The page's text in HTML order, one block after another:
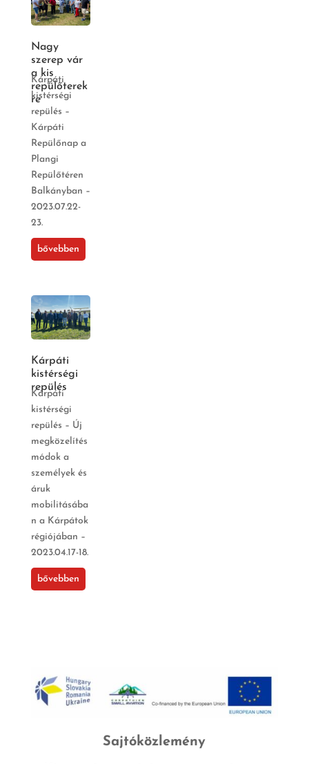
Nagy
szerep vár
a kis
repülőterek
re
Kárpáti
kistérségi
repülés –
Kárpáti
Repülőnap a
Plangi
Repülőtéren
Balkányban –
2023.07.22-
23.
bővebben
Kárpáti
kistérségi
repülés
Kárpáti
kistérségi
repülés – Új
megközelítés
módok a
személyek és
áruk
mobilitásába
n a Kárpátok
régiójában –
2023.04.17-18.
bővebben
Sajtóközlemény